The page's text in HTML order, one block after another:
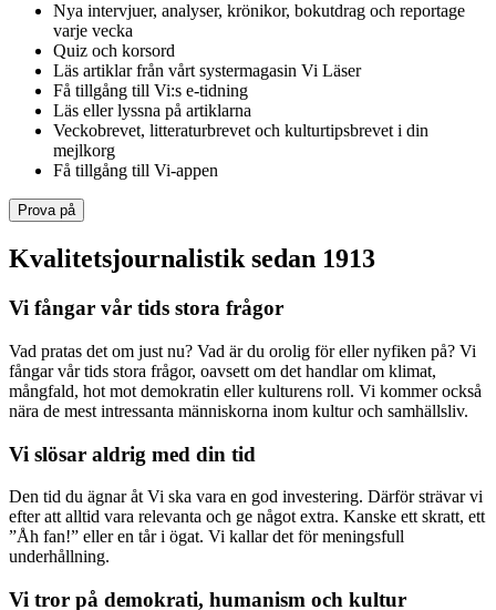
Nya intervjuer, analyser, krönikor, bokutdrag och reportage
varje vecka
Quiz och korsord
Läs artiklar från vårt systermagasin Vi Läser
Få tillgång till Vi:s e-tidning
Läs eller lyssna på artiklarna
Veckobrevet, litteraturbrevet och kulturtipsbrevet i din
mejlkorg
Få tillgång till Vi-appen
Prova på
Kvalitetsjournalistik sedan 1913
Vi fångar vår tids stora frågor
Vad pratas det om just nu? Vad är du orolig för eller nyfiken på? Vi
fångar vår tids stora frågor, oavsett om det handlar om klimat,
mångfald, hot mot demokratin eller kulturens roll. Vi kommer också
nära de mest intressanta människorna inom kultur och samhällsliv.
Vi slösar aldrig med din tid
Den tid du ägnar åt Vi ska vara en god investering. Därför strävar vi
efter att alltid vara relevanta och ge något extra. Kanske ett skratt, ett
”Åh fan!” eller en tår i ögat. Vi kallar det för meningsfull
underhållning.
Vi tror på demokrati, humanism och kultur